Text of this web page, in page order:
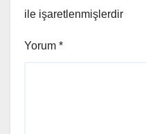
ile işaretlenmişlerdir
Yorum *